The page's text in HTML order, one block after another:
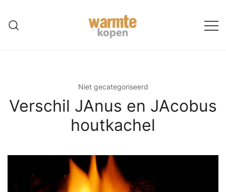
naar
Niet gecategoriseerd
Verschil JAnus en JAcobus
houtkachel